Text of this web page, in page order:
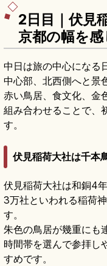
2日目｜伏見
京都の幅を感
中日は旅の中心になる
中心部、北西側へと景
赤い鳥居、食文化、金
組み合わせることで、
す。
伏見稲荷大社は千本
伏見稲荷大社は和銅4
3万社といわれる稲荷
す。
朱色の鳥居が幾重にも
時間帯を選んで参拝し
すめです。